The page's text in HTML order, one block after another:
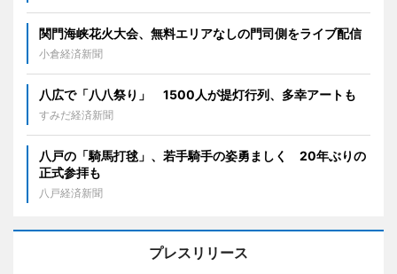
関門海峡花火大会、無料エリアなしの門司側をライブ配信
小倉経済新聞
八広で「八八祭り」 1500人が提灯行列、多幸アートも
すみだ経済新聞
八戸の「騎馬打毬」、若手騎手の姿勇ましく 20年ぶりの
正式参拝も
八戸経済新聞
プレスリリース